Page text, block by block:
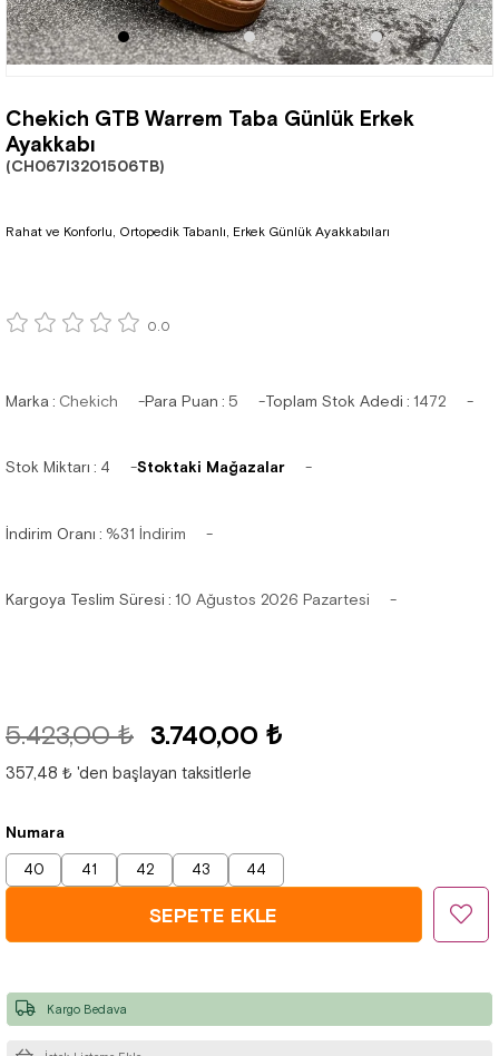
Chekich GTB Warrem Taba Günlük Erkek
Ayakkabı
(CH067I3201506TB)
Rahat ve Konforlu, Ortopedik Tabanlı, Erkek Günlük Ayakkabıları
0.0
Marka : Chekich Para Puan : 5 Toplam Stok Adedi : 1472
Stok Miktarı : 4 Stoktaki Mağazalar
İndirim Oranı : %31 İndirim
Kargoya Teslim Süresi : 10 Ağustos 2026 Pazartesi
5.423,00 ₺ 3.740,00 ₺
357,48 ₺ 'den başlayan taksitlerle
Numara
40 41 42 43 44
Kargo Bedava